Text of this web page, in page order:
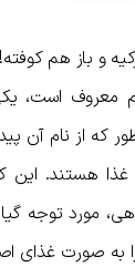
و باز هم
است،
که از نام آن
غذا هستند.
مورد توجه
به صورت غذای